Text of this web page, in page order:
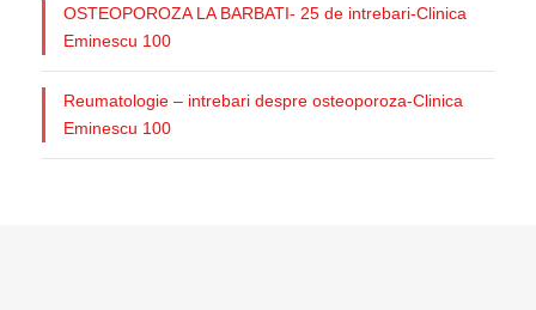
OSTEOPOROZA LA BARBATI- 25 de intrebari-Clinica
Eminescu 100
Reumatologie – intrebari despre osteoporoza-Clinica
Eminescu 100